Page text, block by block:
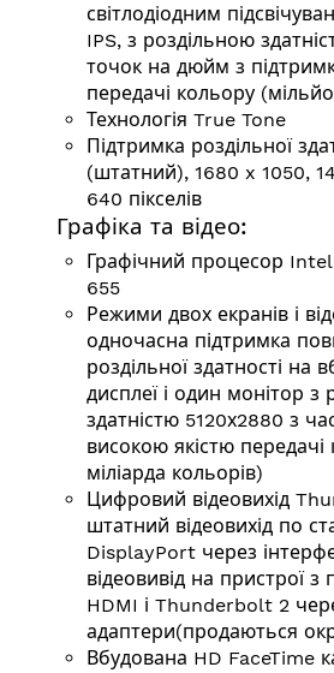
світлодіодним
IPS, з роздільною
точок на дюйм з
передачі кольору
Технологія True Tone
Підтримка роздільної
(штатний), 1680 x 1050,
640 пікселів
Графіка та відео:
Графічний процесор
655
Режими двох екранів і
одночасна підтримка
роздільної здатності на
дисплеї і один монітор з
здатністю 5120х2880 з
високою якістю передачі
міліарда кольорів)
Цифровий відеовихід
штатний відеовихід по
DisplayPort через
відеовивід на пристрої з
HDMI і Thunderbolt 2
адаптери(продаються
Вбудована HD FaceTime